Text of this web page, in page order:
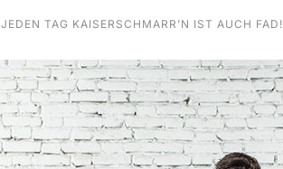
JEDEN TAG KAISERSCHMARR’N IST AUCH FAD!